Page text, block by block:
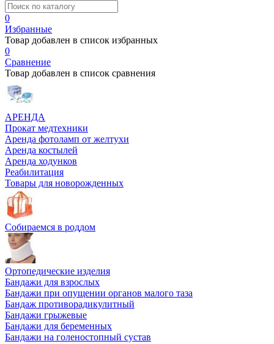
0
Избранные
Товар добавлен в список избранных
0
Сравнение
Товар добавлен в список сравнения
АРЕНДА
Прокат медтехники
Аренда фотоламп от желтухи
Аренда костылей
Аренда ходунков
Реабилитация
Товары для новорожденных
Собираемся в роддом
Ортопедические изделия
Бандажи для взрослых
Бандажи при опущении органов малого таза
Бандаж противорадикулитный
Бандажи грыжевые
Бандажи для беременных
Бандажи на голеностопный сустав